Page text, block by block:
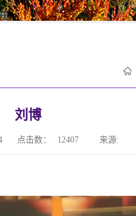
刘博
点击数： 12407 来源: